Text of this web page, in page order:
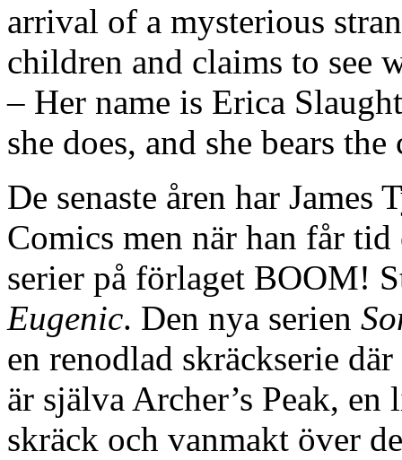
arrival of a mysterious
children and claims to see
– Her name is Erica
she does, and she bears
De senaste åren har
Comics men när han får
serier på förlaget BOOM!
Eugenic. Den nya serien
en renodlad skräckserie
är själva Archer’s Peak,
skräck och vanmakt över